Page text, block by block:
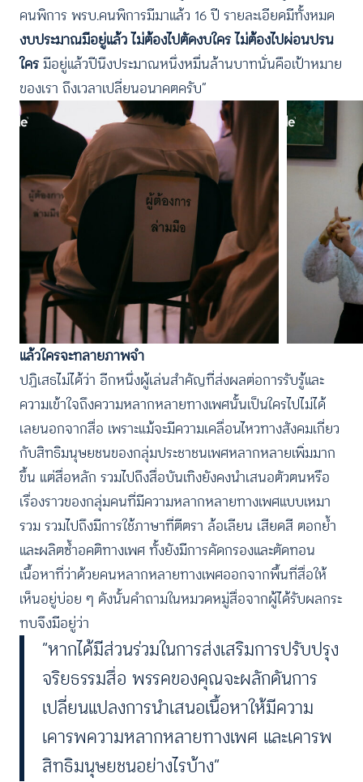
คนพิการ พรบ.คนพิการมีมาแล้ว 16 ปี รายละเอียดมีทั้งหมด
งบประมาณมีอยู่แล้ว ไม่ต้องไปตัดงบใคร ไม่ต้องไปผ่อนปรน
ใครมีอยู่แล้วปีนึงประมาณหนึ่งหมื่นล้านบาทนั่นคือเป้าหมาย
ของเรา ถึงเวลาเปลี่ยนอนาคตครับ”
แล้วใครจะทลายภาพจำ
ปฏิเสธไม่ได้ว่า อีกหนึ่งผู้เล่นสำคัญที่ส่งผลต่อการรับรู้และ
ความเข้าใจถึงความหลากหลายทางเพศนั้นเป็นใครไปไม่ได้
เลยนอกจากสื่อ เพราะแม้จะมีความเคลื่อนไหวทางสังคมเกี่ยว
กับสิทธิมนุษยชนของกลุ่มประชาชนเพศหลากหลายเพิ่มมาก
ขึ้น แต่สื่อหลัก รวมไปถึงสื่อบันเทิงยังคงนำเสนอตัวตนหรือ
เรื่องราวของกลุ่มคนที่มีความหลากหลายทางเพศแบบเหมา
รวม รวมไปถึงมีการใช้ภาษาที่ตีตรา ล้อเลียน เสียดสี ตอกย้ำ
และผลิตซ้ำอคติทางเพศ ทั้งยังมีการคัดกรองและตัดทอน
เนื้อหาที่ว่าด้วยคนหลากหลายทางเพศออกจากพื้นที่สื่อให้
เห็นอยู่บ่อย ๆ ดังนั้นคำถามในหมวดหมู่สื่อจากผู้ได้รับผลกระ
ทบจึงมีอยู่ว่า
“หากได้มีส่วนร่วมในการส่งเสริมการปรับปรุง
จริยธรรมสื่อ พรรคของคุณจะผลักดันการ
เปลี่ยนแปลงการนำเสนอเนื้อหาให้มีความ
เคารพความหลากหลายทางเพศ และเคารพ
สิทธิมนุษยชนอย่างไรบ้าง”